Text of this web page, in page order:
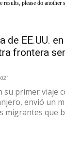
please do another
de EE.UU.
frontera
su primer viaje
envió un
migrantes que